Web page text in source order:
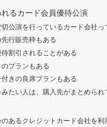
るカード会員優待公演
公演を行っているカード会社っ
行販売枠もある
割引されることがある
プランもある
きの良席プランもある
たい人は、購入先がまとめられ
あるクレジットカード会社を利